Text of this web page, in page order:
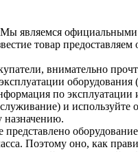
официальными
товар
внимательно
оборудования
по эксплуатации
и используйте
назначению.
Поэтому оно, как